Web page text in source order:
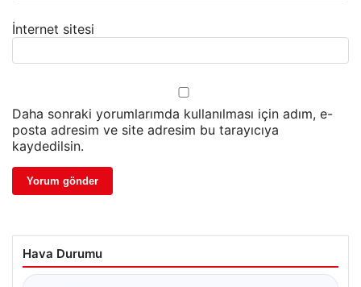
İnternet sitesi
Daha sonraki yorumlarımda kullanılması için adım, e-
posta adresim ve site adresim bu tarayıcıya
kaydedilsin.
Hava Durumu